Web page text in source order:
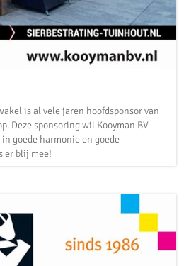
is al vele jaren hoofdsponsor van
Deze sponsoring wil Kooyman BV
goede harmonie en goede
er blij mee!